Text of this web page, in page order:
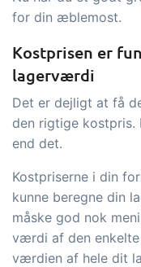
for din æblemost.
Kostprisen er
lagerværdi
Det er dejligt at få
den rigtige kostpris.
end det.
Kostpriserne i din
kunne beregne din
måske god nok
værdi af den
værdien af hele dit